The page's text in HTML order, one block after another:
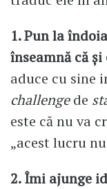
1. Pun la
înseamnă că și
aduce cu sine
challengede
este că nu va
„acest lucru
2. Îmi ajunge